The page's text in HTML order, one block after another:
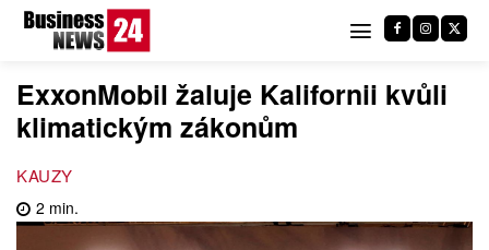
ExxonMobil žaluje Kalifornii kvůli
klimatickým zákonům
KAUZY
2 min.